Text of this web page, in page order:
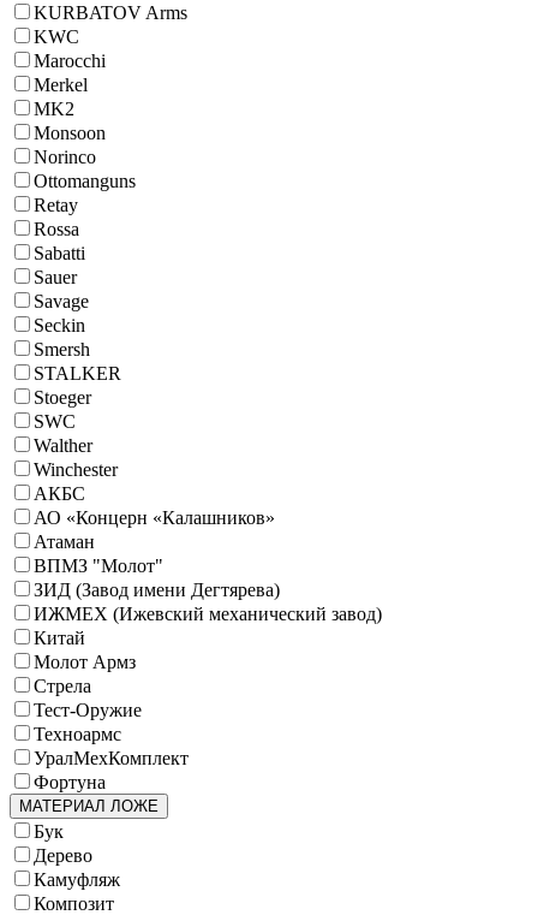
KURBATOV Arms
KWC
Marocchi
Merkel
MK2
Monsoon
Norinco
Ottomanguns
Retay
Rossa
Sabatti
Sauer
Savage
Seckin
Smersh
STALKER
Stoeger
SWC
Walther
Winchester
АКБС
АО «Концерн «Калашников»
Атаман
ВПМЗ "Молот"
ЗИД (Завод имени Дегтярева)
ИЖМЕХ (Ижевский механический завод)
Китай
Молот Армз
Стрела
Тест-Оружие
Техноармс
УралМехКомплект
Фортуна
МАТЕРИАЛ ЛОЖЕ
Бук
Дерево
Камуфляж
Композит